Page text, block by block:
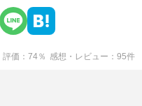
評価 74％ 感想・レビュー 95件